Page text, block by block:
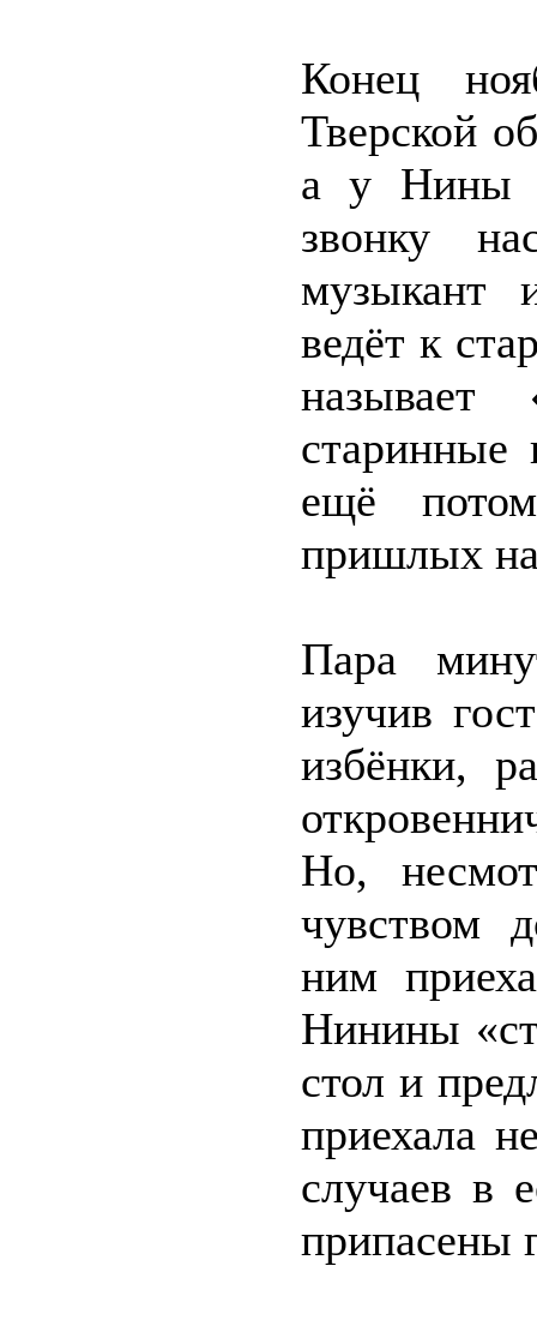
Конец
Тверской
а у Нины
звонку
музыкант
ведёт к
ещё
пришлых
Пара
изучив
избёнки,
Но,
чувством
ним
Нинины
стол и
приехала
случаев в
припасены